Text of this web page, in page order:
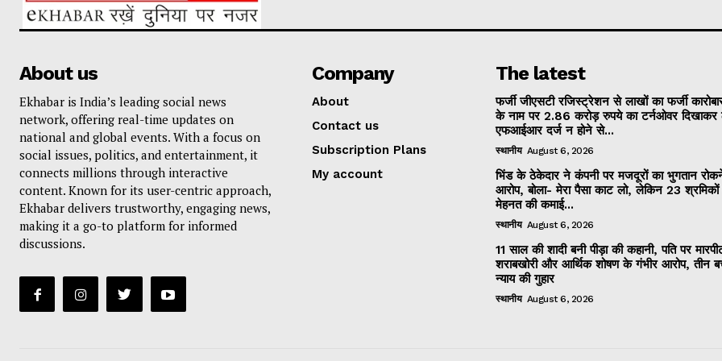
About us
Ekhabar is India’s leading social news
network, offering real-time updates on
national and global events. With a focus on
social issues, politics, and entertainment, it
connects millions through interactive
content. Known for its user-centric approach,
Ekhabar delivers trustworthy, engaging news,
making it a go-to platform for informed
discussions.
Company
About
Contact us
Subscription Plans
My account
The latest
फर्जी जीएसटी रजिस्ट्रेशन से लाखों का फर्जी
के नाम पर 2.86 करोड़ रुपये का टर्नओवर दिखाकर
एफआईआर दर्ज न होने से...
स्थानीय August 6, 2026
भिंड के ठेकेदार ने कंपनी पर मजदूरों का भुगतान
आरोप, बोला- मेरा पैसा काट लो, लेकिन 23 श्रमिकों
मेहनत की कमाई...
स्थानीय August 6, 2026
11 साल की शादी बनी पीड़ा की कहानी, पति पर
शराबखोरी और आर्थिक शोषण के गंभीर आरोप, तीन
न्याय की गुहार
स्थानीय August 6, 2026